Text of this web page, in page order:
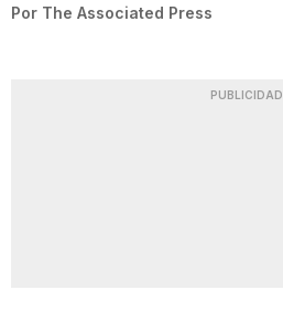
Por The Associated Press
PUBLICIDAD